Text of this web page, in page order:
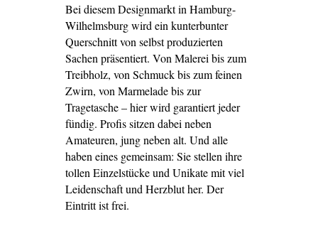
Bei diesem Designmarkt in Hamburg-
Wilhelmsburg wird ein kunterbunter
Querschnitt von selbst produzierten
Sachen präsentiert. Von Malerei bis zum
Treibholz, von Schmuck bis zum feinen
Zwirn, von Marmelade bis zur
Tragetasche – hier wird garantiert jeder
fündig. Profis sitzen dabei neben
Amateuren, jung neben alt. Und alle
haben eines gemeinsam: Sie stellen ihre
tollen Einzelstücke und Unikate mit viel
Leidenschaft und Herzblut her. Der
Eintritt ist frei.